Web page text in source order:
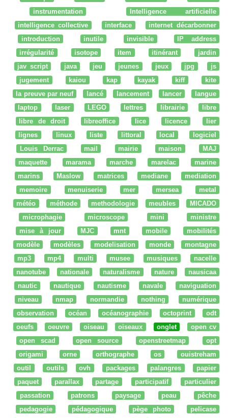
instrumentation
Intelligence artificielle
intelligence collective
interface
internet décarbonner
introduction
inutile invisible
IP address
irrégularité
isotope item itinérant
jardin
jav script
java jeu jeunes jeux jpg
js
jugement
kaiou kap kayak kiff
kite
la preuve par neuf
lancé lancement lancer
langue
laptop
laser LEGO lettres librairie
libre
libre de droit
libreoffice lice licence
lier
lignes
linux liste littoral local
logiciel
Louis Derrac
mail mairie maison
MAJ
maquette
marama marche marelac
marine
marins
Maslow matrices mediane
mediation
memoire
menuiserie mer mersea
metal
météo
méthode methodologie meubles
MICADO
microphagie
microscope mini
ministre
mise à jour
MJC mnt mobile
mobilités
modèle
modèles modelisation monde
montagne
mp3
mp4 multi musee musiques
nacelle
nanotube
nationale naturalisme nature
nausicaa
nautic
nautique nautisme navale
naviguation
niveau
nmap normandie nothing
numérique
observation
océan océanographie octoprint
odt
oeufs
oeuvre oiseau oiseaux onglet
open cv
open scad
open source openstreetmap
opt
origami
orne orthographe os
ouistreham
outil
outils ovh packages palangres
papier
paquet
parallax partage participatif
particulier
passation
patrons paysage peau
pêche
pedagogie
pédagogique pège photo
pelicase